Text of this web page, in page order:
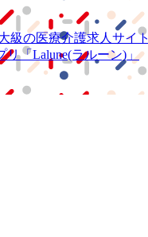
級の医療介護求人サイト
リ「Lalune(ラルーン)」